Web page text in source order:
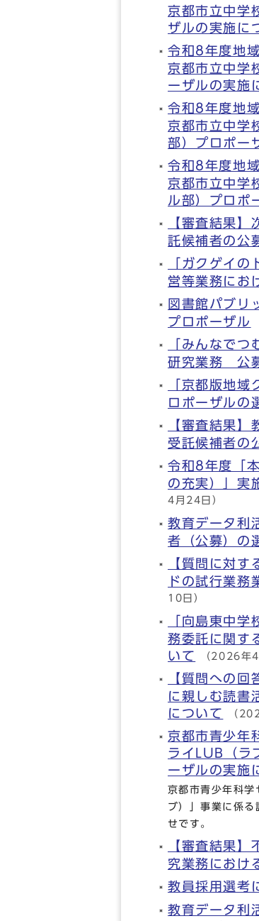
京都市立中学
ザルの実施に
令和8年度地
京都市立中学
ーザルの実施
令和8年度地
京都市立中学
部）プロポー
令和8年度地
京都市立中学
ル部）プロポ
【審査結果
託候補者の公
「ガクゲイ
営等業務にお
図書館パブリ
プロポーザル
「みんなで
研究業務 公
「京都版地
ロポーザルの
【審査結果
受託候補者の
令和8年度「
の充実）」実
4月24日）
教育データ利
者（公募）の
【質問に対
ドの試行業務
10日）
「向島東中
務委託に関す
いて
（2026年
【質問への
に親しむ読書
について
（
京都市青少年
ライLUB（ラ
ーザルの実施
京都市青少年科
ブ）」事業に係る
せです。
【審査結果
究業務におけ
教員採用選考
教育データ利